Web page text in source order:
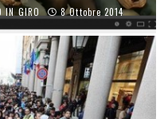
IN GIRO 8 Ottobre 2014